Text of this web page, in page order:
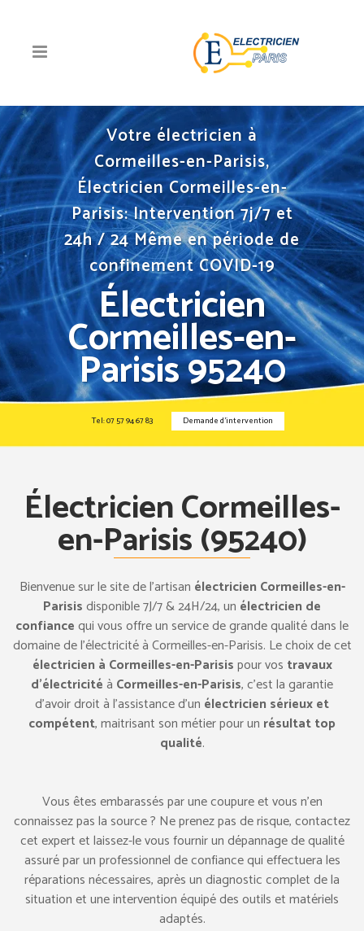
Votre électricien à
Cormeilles-en-Parisis,
Électricien Cormeilles-en-
Parisis: Intervention 7j/7 et
24h / 24 Même en période de
confinement COVID-19
Électricien
Cormeilles-en-
Parisis 95240
Tel: 07 57 94 67 83 Demande d’intervention
Électricien Cormeilles-
en-Parisis (95240)
Bienvenue sur le site de l’artisan électricien Cormeilles-en-
Parisisdisponible 7J/7 & 24H/24, un électricien de
confiancequi vous offre un service de grande qualité dans le
domaine de l’électricité à Cormeilles-en-Parisis. Le choix de cet
électricien à Cormeilles-en-Parisispour vos travaux
d’électricitéà Cormeilles-en-Parisis, c’est la garantie
d’avoir droit à l’assistance d’un électricien sérieux et
compétent, maitrisant son métier pour un résultat top
qualité.
Vous êtes embarassés par une coupure et vous n’en
connaissez pas la source ? Ne prenez pas de risque, contactez
cet expert et laissez-le vous fournir un dépannage de qualité
assuré par un professionnel de confiance qui effectuera les
réparations nécessaires, après un diagnostic complet de la
situation et une intervention équipé des outils et matériels
adaptés.